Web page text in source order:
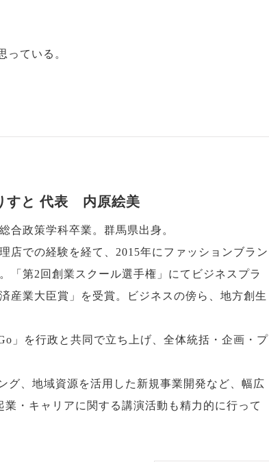
っている。
すと 代表 内原絵美
合政策学科卒業。群馬県出身。
店での経験を経て、2015年にファッションブラン
「第2回創業スクール選手権」にてビジネスプラ
産業大臣賞」を受賞。ビジネスの傍ら、地方創生
」を行政と共同で立ち上げ、全体統括・企画・プ
グ、地域資源を活用した新規事業開発など、幅広
・キャリアに関する講演活動も精力的に行って